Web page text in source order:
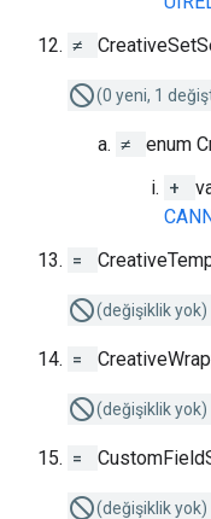
≠
(0 yeni, 1
≠
enum
+
=
(değişiklik yok)
=
(değişiklik yok)
=
(değişiklik yok)